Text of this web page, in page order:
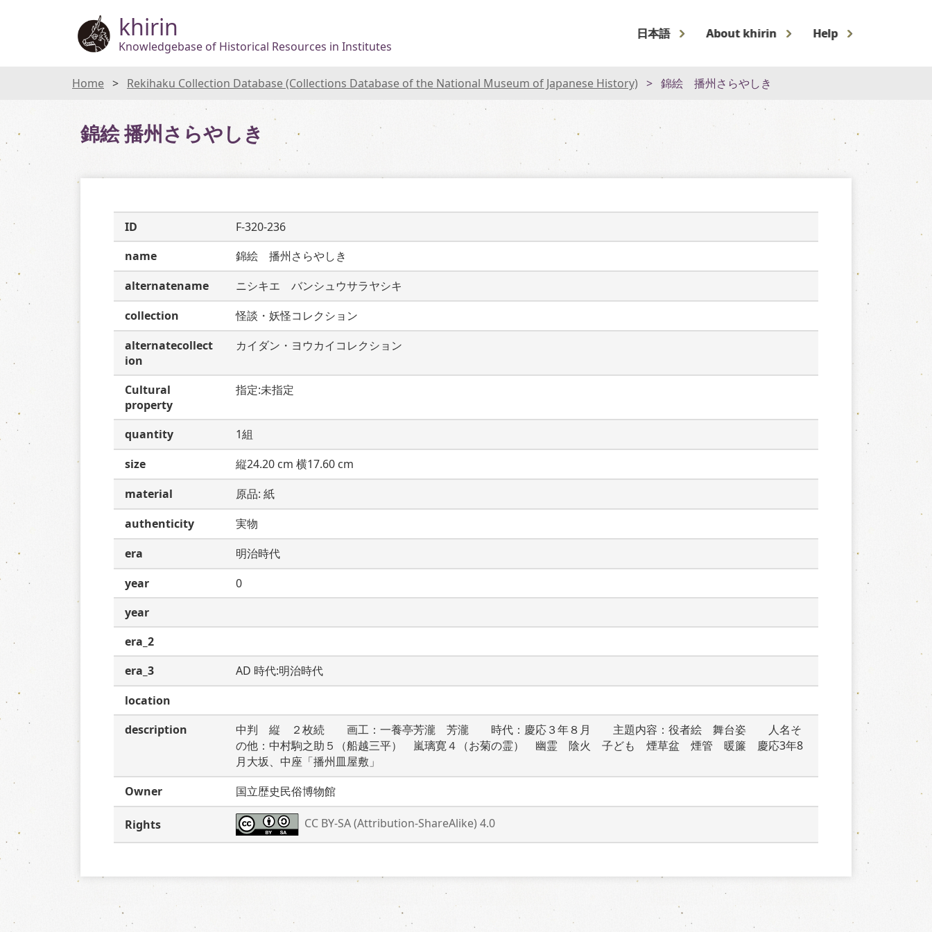
khirin
Knowledgebase of Historical Resources in Institutes
日本語 About khirin Help
Home Rekihaku Collection Database (Collections Database of the National Museum of Japanese History) 錦絵 播州さらやしき
錦絵 播州さらやしき
ID
F-320-236
name
錦絵　播州さらやしき
alternatename
ニシキエ　バンシュウサラヤシキ
collection
怪談・妖怪コレクション
alternatecollect
ion
カイダン・ヨウカイコレクション
Cultural
property
指定:未指定
quantity
1組
size
縦24.20 cm 横17.60 cm
material
原品: 紙
authenticity
実物
era
明治時代
year
0
year
era_2
era_3
AD 時代:明治時代
location
description
中判　縦　２枚続　　画工：一養亭芳瀧　芳瀧　　時代：慶応３年８月　　主題内容：役者絵　舞台姿　　人名そ
の他：中村駒之助５（船越三平）　嵐璃寛４（お菊の霊）　幽霊　陰火　子ども　煙草盆　煙管　暖簾　慶応3年8
月大坂、中座「播州皿屋敷」
Owner
国立歴史民俗博物館
Rights CC BY-SA (Attribution-ShareAlike) 4.0